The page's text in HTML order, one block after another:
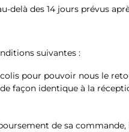
delà des 14 jours prévus
suivantes :
pour pouvoir nous le
façon identique à la
de sa